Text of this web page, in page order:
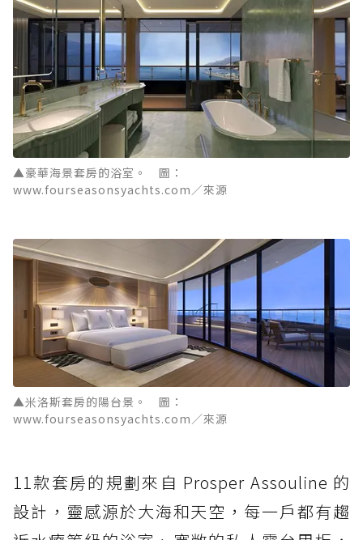
▲豪華海景套房的浴室。 圖：
www.fourseasonsyachts.com／來源
▲米洛斯套房的陽台景。 圖：
www.fourseasonsyachts.com／來源
11款套房的規劃來自 Prosper Assouline 的
設計，靈感源於大海和天空，每一戶都有趨